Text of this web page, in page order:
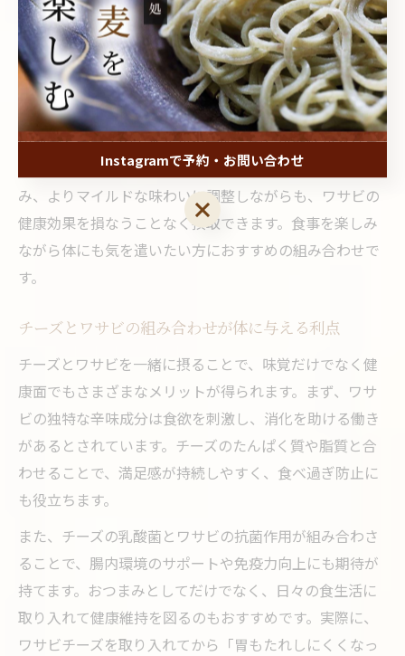
に役立つとされています。一方、チーズにはたんぱく質
やカルシウム、ビタミン類が豊富で、栄養バランスの面
からも優れた食材です。
この二つの食材を組み合わせることで、ワサビの持つ健
康成分とチーズの栄養素が相乗的に働く可能性がありま
す。例えば、チーズの脂質がワサビの辛み成分を包み込
み、よりマイルドな味わいに調整しながらも、ワサビの
健康効果を損なうことなく摂取できます。食事を楽しみ
ながら体にも気を遣いたい方におすすめの組み合わせで
す。
チーズとワサビの組み合わせが体に与える利点
チーズとワサビを一緒に摂ることで、味覚だけでなく健
康面でもさまざまなメリットが得られます。まず、ワサ
ビの独特な辛味成分は食欲を刺激し、消化を助ける働き
があるとされています。チーズのたんぱく質や脂質と合
わせることで、満足感が持続しやすく、食べ過ぎ防止に
も役立ちます。
また、チーズの乳酸菌とワサビの抗菌作用が組み合わさ
ることで、腸内環境のサポートや免疫力向上にも期待が
持てます。おつまみとしてだけでなく、日々の食生活に
取り入れて健康維持を図るのもおすすめです。実際に、
ワサビチーズを取り入れてから「胃もたれしにくくなっ
Instagramで予約・お問い合わせ
Instagramで予約・お問い合わせ